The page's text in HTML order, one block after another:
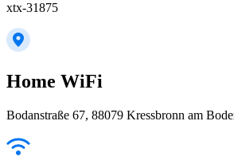
xtx-31875
Home WiFi
Bodanstraße 67, 88079 Kressbronn am